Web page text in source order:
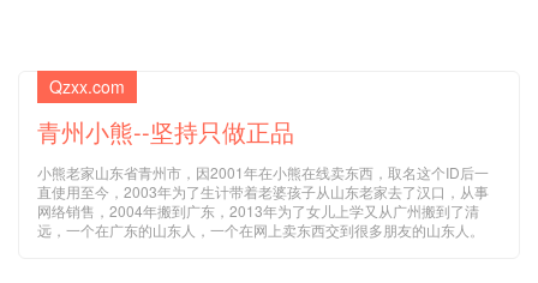
Qzxx.com
青州小熊--坚持只做正品
小熊老家山东省青州市，因2001年在小熊在线卖东西，取名这个ID后一
直使用至今，2003年为了生计带着老婆孩子从山东老家去了汉口，从事
网络销售，2004年搬到广东，2013年为了女儿上学又从广州搬到了清
远，一个在广东的山东人，一个在网上卖东西交到很多朋友的山东人。